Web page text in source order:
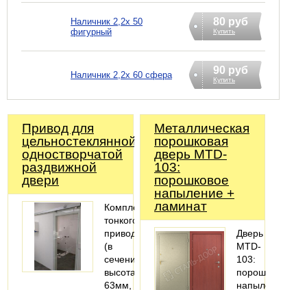
Наличник 2,2х 50
фигурный
80 руб
Купить
Наличник 2,2х 60 сфера 90 руб
Купить
Привод для
цельностеклянной
одностворчатой
раздвижной
двери
Комплект
тонкого
привода
(в
сечении:
высота
63мм,
Металлическая
порошковая
дверь MTD-
103:
порошковое
напыление +
ламинат
Дверь
MTD-
103:
порошковое
напыление